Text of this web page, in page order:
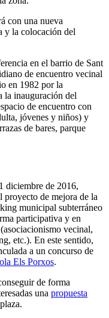
con una nueva
y la colocación del
en el barrio de Sant
de encuentro vecinal
en 1982 por la
la inauguración del
de encuentro con
jóvenes y niños) y
de bares, parque
diciembre de 2016,
de mejora de la
municipal subterráneo
participativa y en
vecinal,
etc.). En este sentido,
a un concurso de
Els Porxos.
de forma
una propuesta